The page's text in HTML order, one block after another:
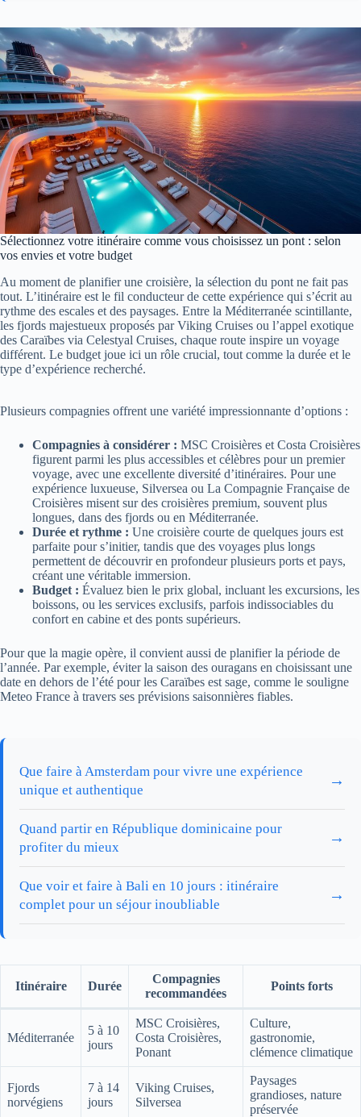
Sélectionnez votre itinéraire comme vous choisissez un pont : selon
vos envies et votre budget
Au moment de planifier une croisière, la sélection du pont ne fait pas
tout. L’itinéraire est le fil conducteur de cette expérience qui s’écrit au
rythme des escales et des paysages. Entre la Méditerranée scintillante,
les fjords majestueux proposés par Viking Cruises ou l’appel exotique
des Caraïbes via Celestyal Cruises, chaque route inspire un voyage
différent. Le budget joue ici un rôle crucial, tout comme la durée et le
type d’expérience recherché.
Plusieurs compagnies offrent une variété impressionnante d’options :
Compagnies à considérer : MSC Croisières et Costa Croisières
figurent parmi les plus accessibles et célèbres pour un premier
voyage, avec une excellente diversité d’itinéraires. Pour une
expérience luxueuse, Silversea ou La Compagnie Française de
Croisières misent sur des croisières premium, souvent plus
longues, dans des fjords ou en Méditerranée.
Durée et rythme : Une croisière courte de quelques jours est
parfaite pour s’initier, tandis que des voyages plus longs
permettent de découvrir en profondeur plusieurs ports et pays,
créant une véritable immersion.
Budget : Évaluez bien le prix global, incluant les excursions, les
boissons, ou les services exclusifs, parfois indissociables du
confort en cabine et des ponts supérieurs.
Pour que la magie opère, il convient aussi de planifier la période de
l’année. Par exemple, éviter la saison des ouragans en choisissant une
date en dehors de l’été pour les Caraïbes est sage, comme le souligne
Meteo France à travers ses prévisions saisonnières fiables.
Que faire à Amsterdam pour vivre une expérience
unique et authentique
→
Quand partir en République dominicaine pour
profiter du mieux
→
Que voir et faire à Bali en 10 jours : itinéraire
complet pour un séjour inoubliable
→
Itinéraire Durée
Compagnies
recommandées
Points forts
Méditerranée
5 à 10
jours
MSC Croisières,
Costa Croisières,
Ponant
Culture,
gastronomie,
clémence climatique
Fjords
norvégiens
7 à 14
jours
Viking Cruises,
Silversea
Paysages
grandioses, nature
préservée